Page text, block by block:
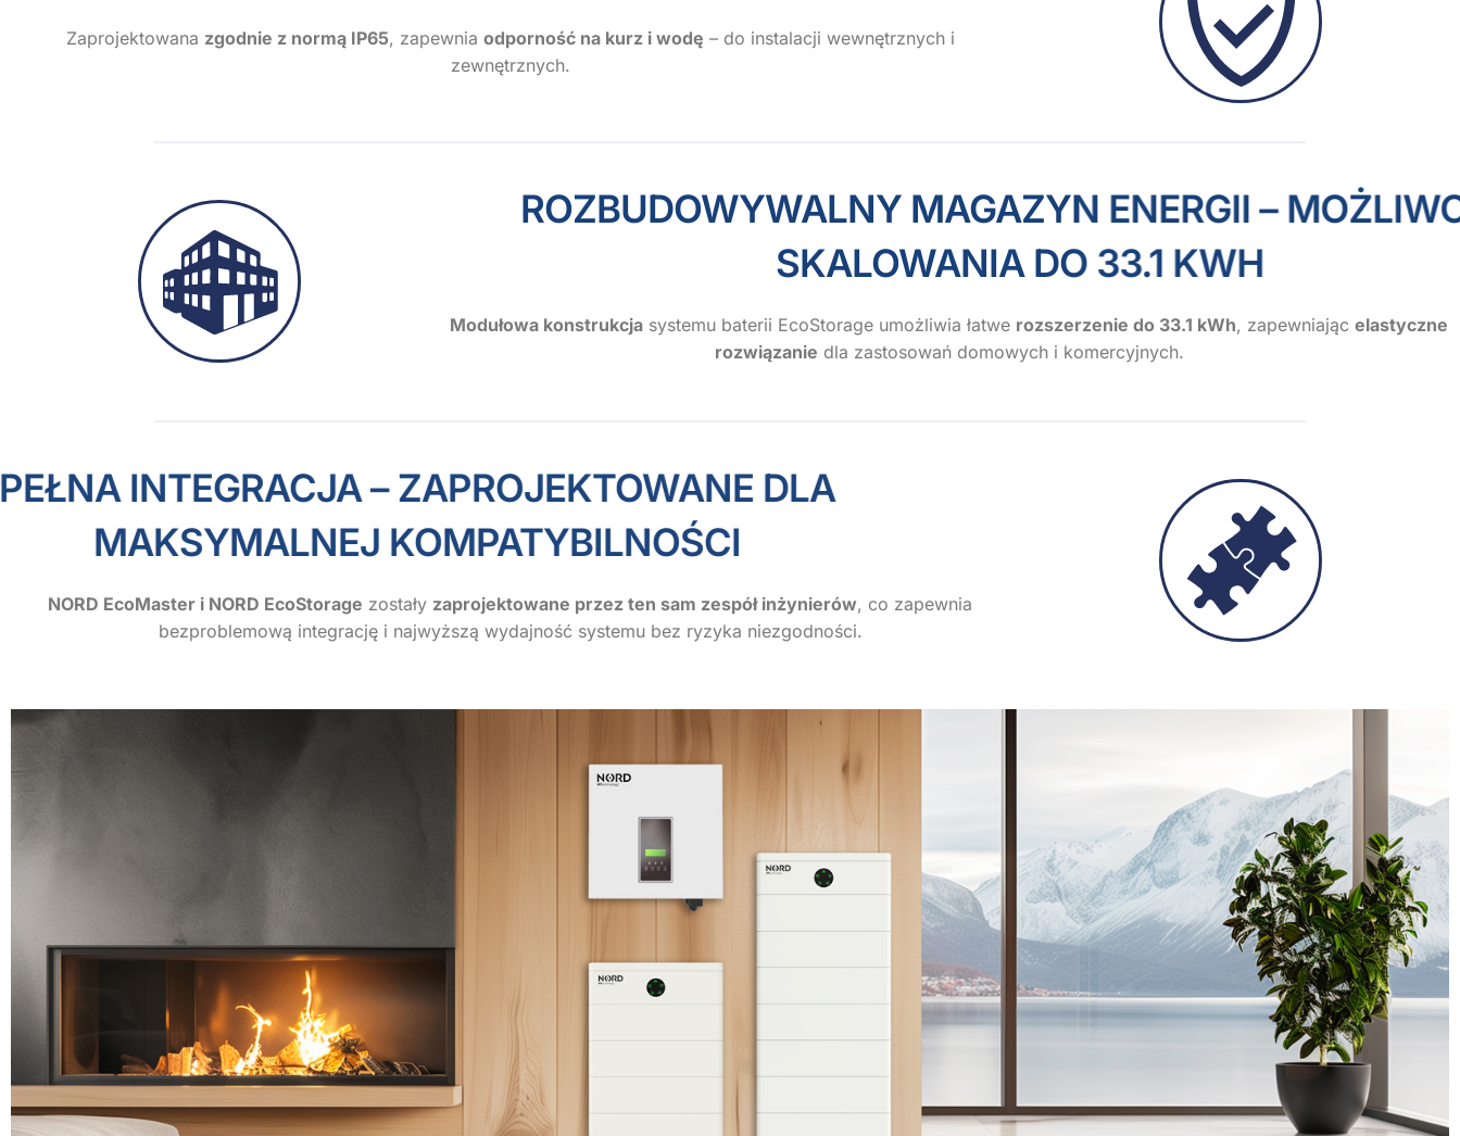
Zaprojektowana zgodnie z normą IP65, zapewnia odporność na kurz i wodę – do instalacji wewnętrznych i
zewnętrznych.
ROZBUDOWYWALNY MAGAZYN ENERGII – MOŻLIWOŚĆ
SKALOWANIA DO 33.1 KWH
Modułowa konstrukcja systemu baterii EcoStorage umożliwia łatwe rozszerzenie do 33.1 kWh, zapewniającelastyczne
rozwiązanie dla zastosowań domowych i komercyjnych.
PEŁNA INTEGRACJA – ZAPROJEKTOWANE DLA
MAKSYMALNEJ KOMPATYBILNOŚCI
NORD EcoMaster i NORD EcoStorage zostały zaprojektowane przez ten sam zespół inżynierów, co zapewnia
bezproblemową integrację i najwyższą wydajność systemu bez ryzyka niezgodności.